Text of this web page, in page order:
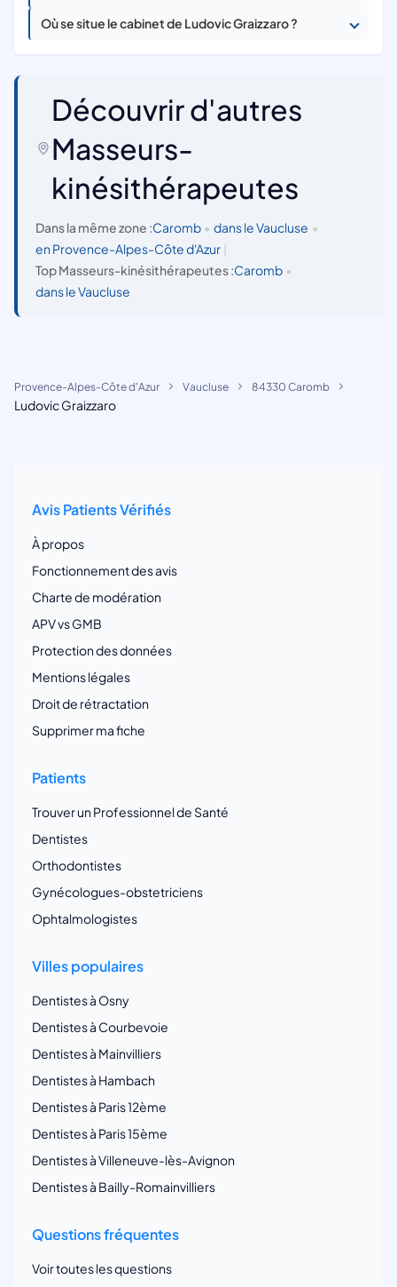
Où se situe le cabinet de Ludovic Graizzaro ?
Découvrir d'autres
Masseurs-
kinésithérapeutes
Dans la même zone :Caromb • dans le Vaucluse •
en Provence-Alpes-Côte d'Azur
Top Masseurs-kinésithérapeutes :Caromb •
dans le Vaucluse
Provence-Alpes-Côte d'Azur Vaucluse 84330 Caromb
Ludovic Graizzaro
Avis Patients Vérifiés
À propos
Fonctionnement des avis
Charte de modération
APV vs GMB
Protection des données
Mentions légales
Droit de rétractation
Supprimer ma fiche
Patients
Trouver un Professionnel de Santé
Dentistes
Orthodontistes
Gynécologues-obstetriciens
Ophtalmologistes
Villes populaires
Dentistes à Osny
Dentistes à Courbevoie
Dentistes à Mainvilliers
Dentistes à Hambach
Dentistes à Paris 12ème
Dentistes à Paris 15ème
Dentistes à Villeneuve-lès-Avignon
Dentistes à Bailly-Romainvilliers
Questions fréquentes
Voir toutes les questions